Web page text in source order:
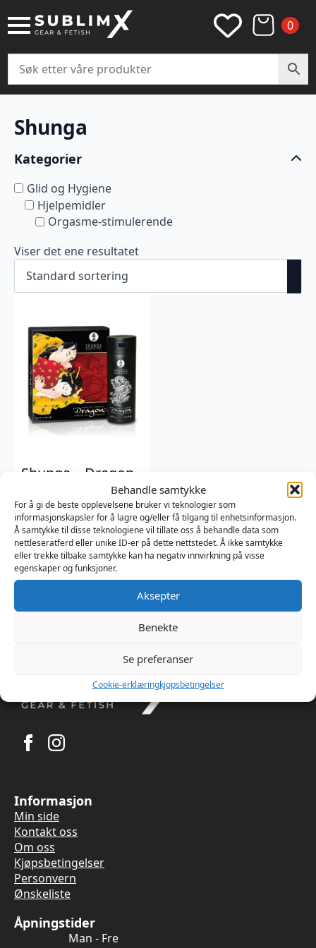
Behandle samtykke
For å gi de beste opplevelsene bruker vi teknologier som
informasjonskapsler for å lagre og/eller få tilgang til enhetsinformasjon.
Å samtykke til disse teknologiene vil tillate oss å behandle data som
nettleseratferd eller unike ID-er på dette nettstedet. Å ikke samtykke
eller trekke tilbake samtykke kan ha negativ innvirkning på visse
egenskaper og funksjoner.
Aksepter
Benekte
Se preferanser
Cookie-erklæringkjopsbetingelser
0
Shunga
Kategorier
Glid og Hygiene
Hjelpemidler
Orgasme-stimulerende
Viser det ene resultatet
Shunga – Dragon
Stimulation Cream
Him and Her – 60
ml
Shunga
549kr
Informasjon
Min side
Kontakt oss
Om oss
Kjøpsbetingelser
Personvern
Ønskeliste
Åpningstider
Man - Fre